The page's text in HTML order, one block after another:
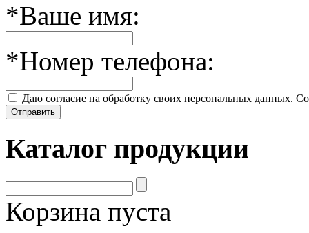
*Ваше имя:
*Номер телефона:
Даю согласие на обработку своих персональных данных.
Отправить
Каталог продукции
Корзина пуста